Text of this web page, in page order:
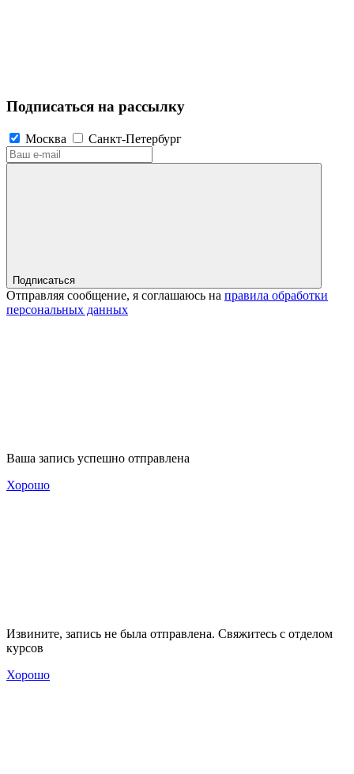
Подписаться на рассылку
Москва Санкт-Петербург
Подписаться
Отправляя сообщение, я соглашаюсь на правила обработки
персональных данных
Ваша запись успешно отправлена
Хорошо
Извините, запись не была отправлена. Свяжитесь с отделом
курсов
Хорошо